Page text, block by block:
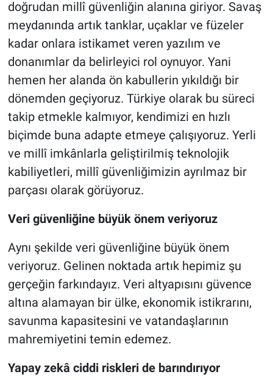
doğrudan millî güvenliğin alanına giriyor. Savaş
meydanında artık tanklar, uçaklar ve füzeler
kadar onlara istikamet veren yazılım ve
donanımlar da belirleyici rol oynuyor. Yani
hemen her alanda ön kabullerin yıkıldığı bir
dönemden geçiyoruz. Türkiye olarak bu süreci
takip etmekle kalmıyor, kendimizi en hızlı
biçimde buna adapte etmeye çalışıyoruz. Yerli
ve millî imkânlarla geliştirilmiş teknolojik
kabiliyetleri, millî güvenliğimizin ayrılmaz bir
parçası olarak görüyoruz.
Veri güvenliğine büyük önem veriyoruz
Aynı şekilde veri güvenliğine büyük önem
veriyoruz. Gelinen noktada artık hepimiz şu
gerçeğin farkındayız. Veri altyapısını güvence
altına alamayan bir ülke, ekonomik istikrarını,
savunma kapasitesini ve vatandaşlarının
mahremiyetini temin edemez.
Yapay zekâ ciddi riskleri de barındırıyor